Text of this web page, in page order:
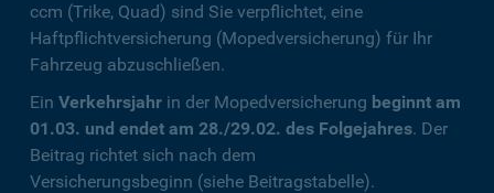
ccm (Trike, Quad) sind Sie verpflichtet, eine
Haftpflichtversicherung (Mopedversicherung) für Ihr
Fahrzeug abzuschließen.
Ein Verkehrsjahr in der Mopedversicherung beginnt am
01.03. und endet am 28./29.02. des Folgejahres. Der
Beitrag richtet sich nach dem
Versicherungsbeginn (siehe Beitragstabelle).